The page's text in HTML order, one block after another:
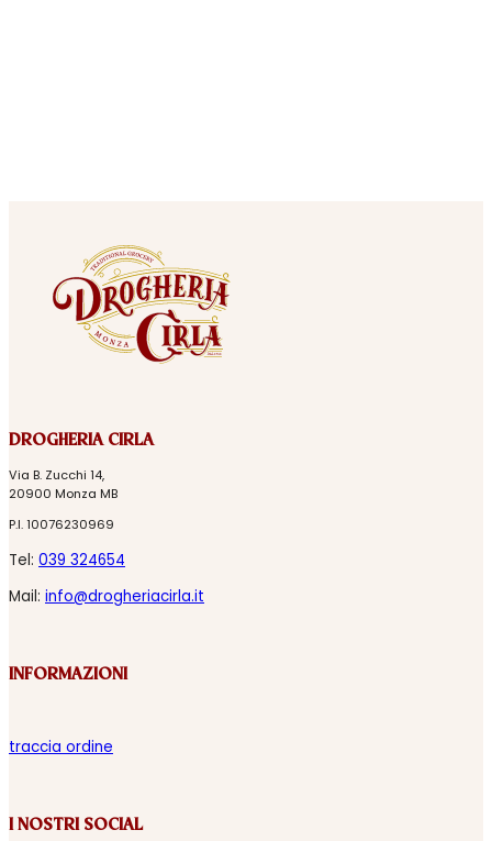
DROGHERIA CIRLA
Via B. Zucchi 14,
20900 Monza MB
P.I. 10076230969
Tel: 039 324654
Mail: info@drogheriacirla.it
INFORMAZIONI
traccia ordine
I NOSTRI SOCIAL